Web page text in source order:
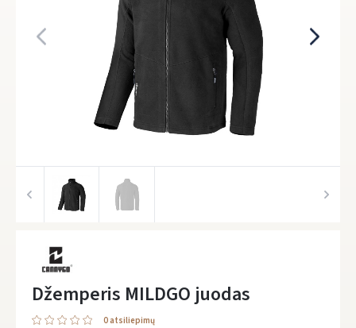
Džemperis MILDGO juodas
0 atsiliepimų